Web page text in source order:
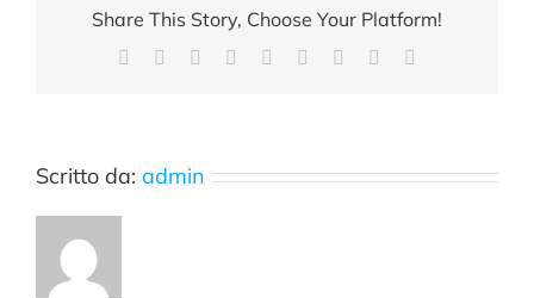
Share This Story, Choose Your Platform!
Facebook Reddit LinkedInWhatsApp
TumblrPinterest
Scritto da: admin